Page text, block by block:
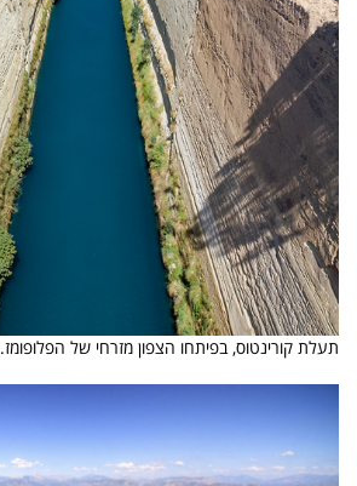
תעלת קורינטוס, בפיתחו הצפון מזרחי של הפלופומז.